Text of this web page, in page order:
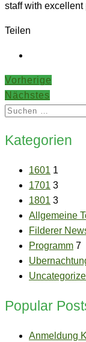
staff with excellent
Teilen
Vorherige
Nächstes
Suchen
Kategorien
1601 1
1701 3
1801 3
Allgemeine
Filderer
Programm 7
Popular
Anmeldung